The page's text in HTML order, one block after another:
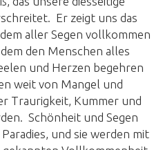
Er zeigt uns das
aller Segen vollkommen
den Menschen alles
und Herzen begehren
weit von Mangel und
Traurigkeit, Kummer und
Schönheit und Segen
und sie werden mit